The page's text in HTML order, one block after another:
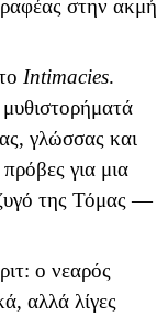
στην ακμή
Intimacies.
γλώσσας και
για μια
της Τόμας —
ο νεαρός
αλλά λίγες